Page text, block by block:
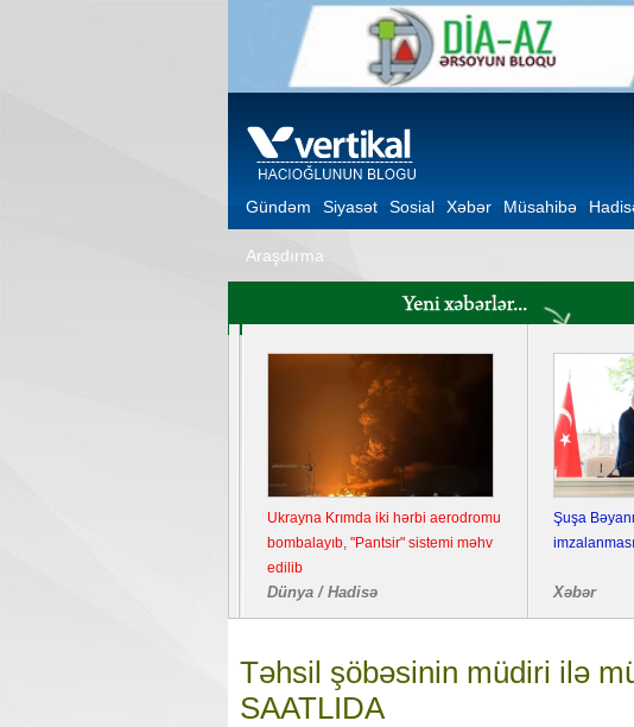
Gündəm Siyasət Sosial Xəbər Müsahibə
Araşdırma
Ukrayna Krımda iki hərbi aerodromu
bombalayıb, "Pantsir" sistemi məhv
edilib
Dünya / Hadisə
Şuşa
Xəbər
Təhsil şöbəsinin müdiri ilə
SAATLIDA